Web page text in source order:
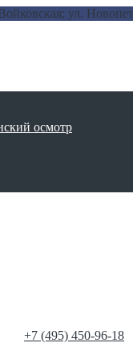
ул.
осмотр
‎+7 (495) 450-96-18